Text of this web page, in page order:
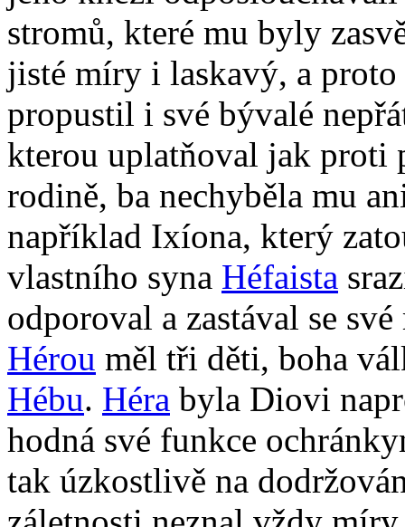
stromů, které mu byly
jisté míry i laskavý, a
propustil i své bývalé
kterou uplatňoval jak
rodině, ba nechyběla mu
například Ixíona, který
vlastního syna Héfaista
odporoval a zastával se
Hérou měl tři děti, boha
Hébu. Héra byla Diovi
hodná své funkce
tak úzkostlivě na